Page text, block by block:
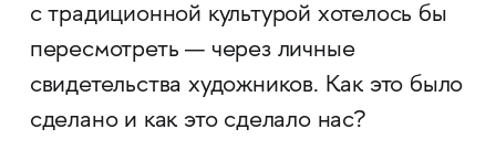
с традиционной культурой хотелось бы
пересмотреть — через личные
свидетельства художников. Как это было
сделано и как это сделало нас?